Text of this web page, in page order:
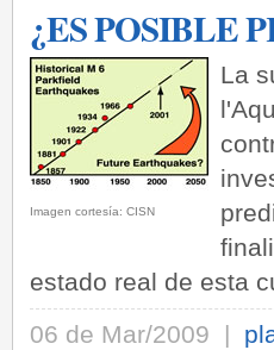
¿ES POSIBLE
Imagen cortesía: CISN
La
estado real de esta
06 de Mar/2009 |